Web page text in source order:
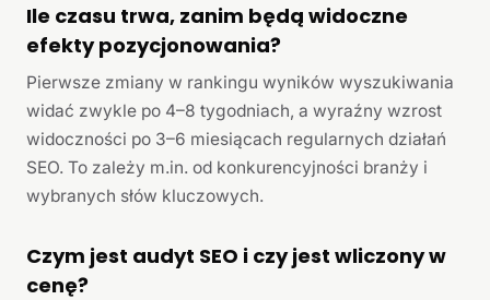
Ile czasu trwa, zanim będą widoczne
efekty pozycjonowania?
Pierwsze zmiany w rankingu wyników wyszukiwania
widać zwykle po 4–8 tygodniach, a wyraźny wzrost
widoczności po 3–6 miesiącach regularnych działań
SEO. To zależy m.in. od konkurencyjności branży i
wybranych słów kluczowych.
Czym jest audyt SEO i czy jest wliczony w
cenę?